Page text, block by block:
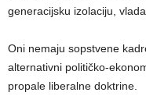
generacijsku izolaciju,
Oni nemaju sopstvene
alternativni političko-
propale liberalne doktrine.